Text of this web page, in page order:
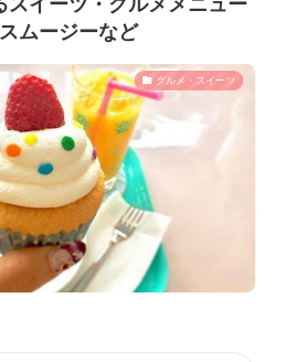
ムージーなど
グルメ・スイーツ